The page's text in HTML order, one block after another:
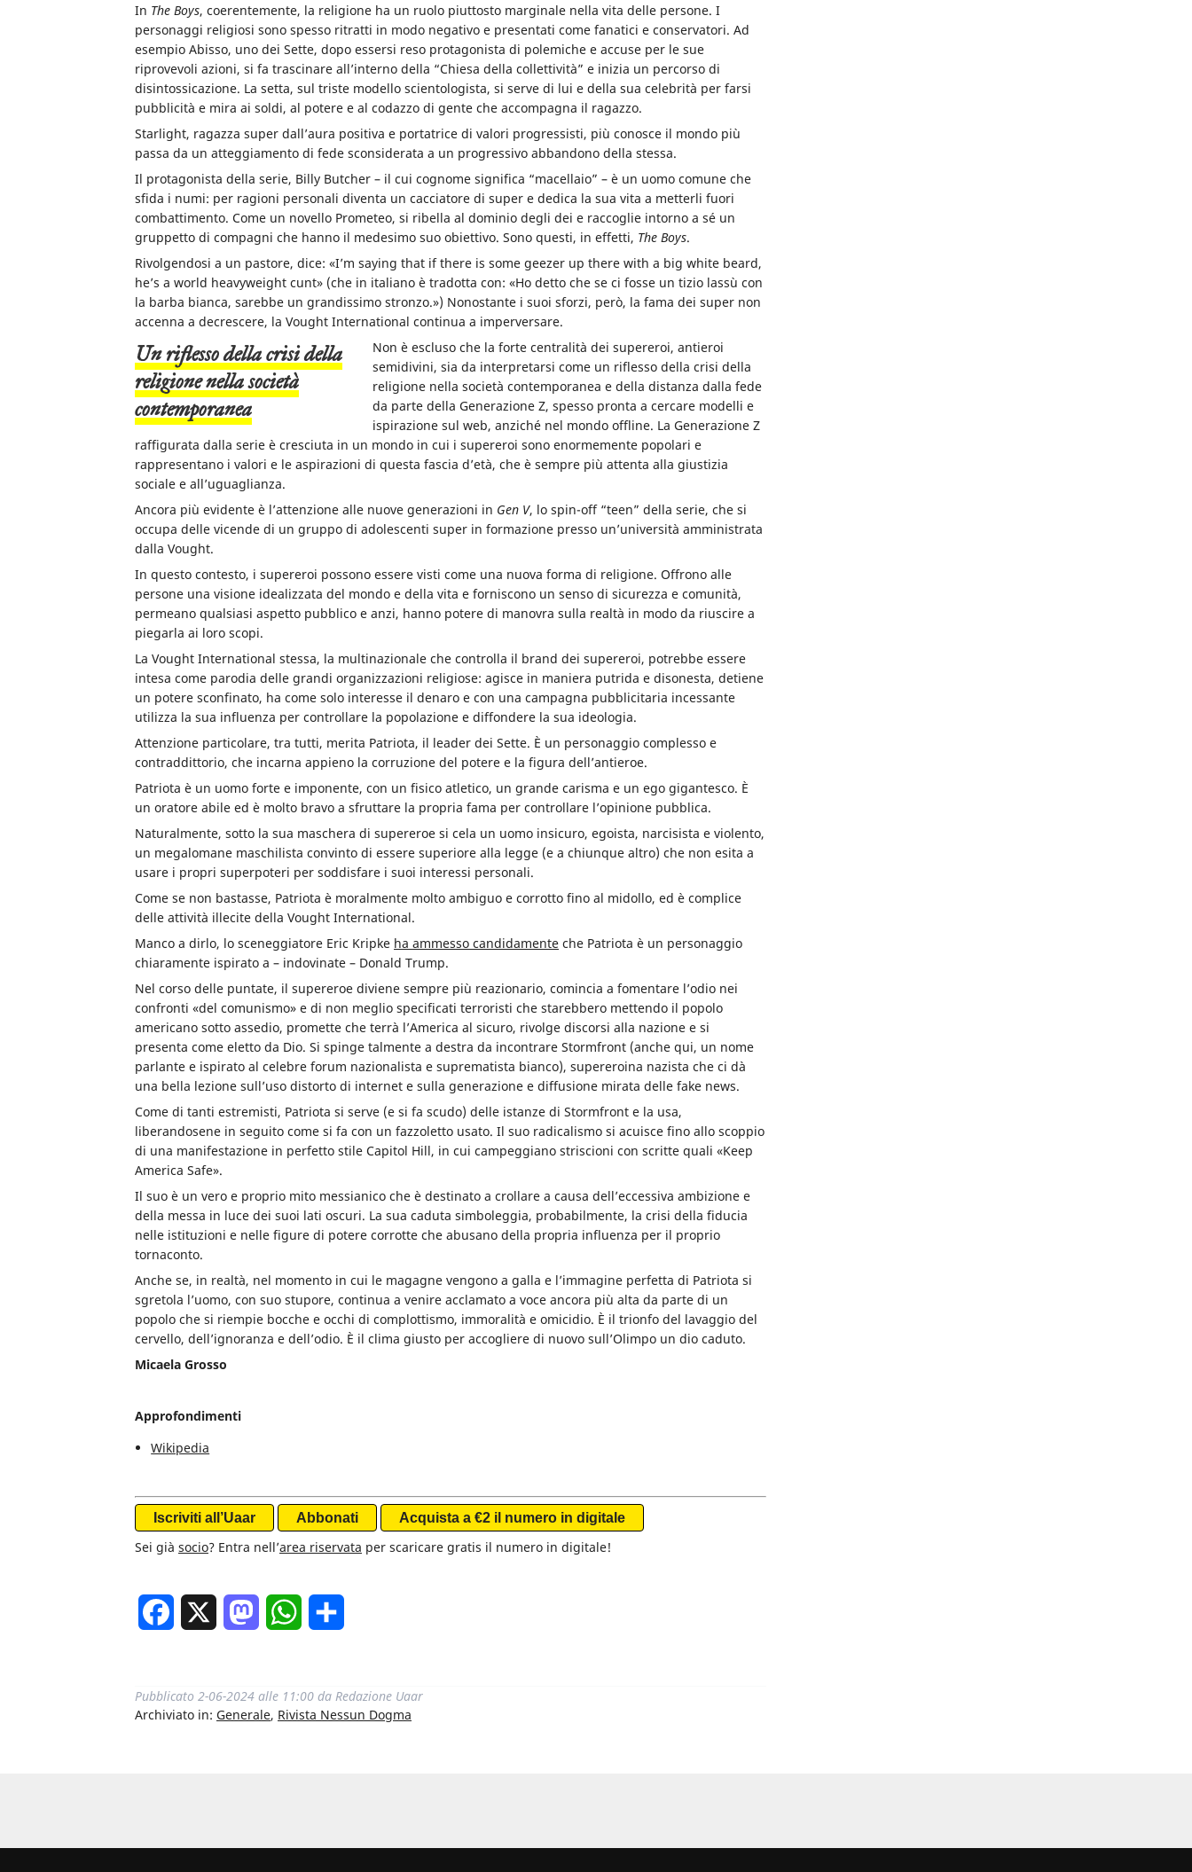
In The Boys, coerentemente, la religione ha un ruolo piuttosto marginale nella vita delle persone. I
personaggi religiosi sono spesso ritratti in modo negativo e presentati come fanatici e conservatori. Ad
esempio Abisso, uno dei Sette, dopo essersi reso protagonista di polemiche e accuse per le sue
riprovevoli azioni, si fa trascinare all’interno della “Chiesa della collettività” e inizia un percorso di
disintossicazione. La setta, sul triste modello scientologista, si serve di lui e della sua celebrità per farsi
pubblicità e mira ai soldi, al potere e al codazzo di gente che accompagna il ragazzo.
Starlight, ragazza super dall’aura positiva e portatrice di valori progressisti, più conosce il mondo più
passa da un atteggiamento di fede sconsiderata a un progressivo abbandono della stessa.
Il protagonista della serie, Billy Butcher – il cui cognome significa “macellaio” – è un uomo comune che
sfida i numi: per ragioni personali diventa un cacciatore di super e dedica la sua vita a metterli fuori
combattimento. Come un novello Prometeo, si ribella al dominio degli dei e raccoglie intorno a sé un
gruppetto di compagni che hanno il medesimo suo obiettivo. Sono questi, in effetti, The Boys.
Rivolgendosi a un pastore, dice: «I’m saying that if there is some geezer up there with a big white beard,
he’s a world heavyweight cunt» (che in italiano è tradotta con: «Ho detto che se ci fosse un tizio lassù con
la barba bianca, sarebbe un grandissimo stronzo.») Nonostante i suoi sforzi, però, la fama dei super non
accenna a decrescere, la Vought International continua a imperversare.
un riflesso della crisi della
religione nella società
contemporanea
Non è escluso che la forte centralità dei supereroi, antieroi
semidivini, sia da interpretarsi come un riflesso della crisi della
religione nella società contemporanea e della distanza dalla fede
da parte della Generazione Z, spesso pronta a cercare modelli e
ispirazione sul web, anziché nel mondo offline. La Generazione Z
raffigurata dalla serie è cresciuta in un mondo in cui i supereroi sono enormemente popolari e
rappresentano i valori e le aspirazioni di questa fascia d’età, che è sempre più attenta alla giustizia
sociale e all’uguaglianza.
Ancora più evidente è l’attenzione alle nuove generazioni in Gen V, lo spin-off “teen” della serie, che si
occupa delle vicende di un gruppo di adolescenti super in formazione presso un’università amministrata
dalla Vought.
In questo contesto, i supereroi possono essere visti come una nuova forma di religione. Offrono alle
persone una visione idealizzata del mondo e della vita e forniscono un senso di sicurezza e comunità,
permeano qualsiasi aspetto pubblico e anzi, hanno potere di manovra sulla realtà in modo da riuscire a
piegarla ai loro scopi.
La Vought International stessa, la multinazionale che controlla il brand dei supereroi, potrebbe essere
intesa come parodia delle grandi organizzazioni religiose: agisce in maniera putrida e disonesta, detiene
un potere sconfinato, ha come solo interesse il denaro e con una campagna pubblicitaria incessante
utilizza la sua influenza per controllare la popolazione e diffondere la sua ideologia.
Attenzione particolare, tra tutti, merita Patriota, il leader dei Sette. È un personaggio complesso e
contraddittorio, che incarna appieno la corruzione del potere e la figura dell’antieroe.
Patriota è un uomo forte e imponente, con un fisico atletico, un grande carisma e un ego gigantesco. È
un oratore abile ed è molto bravo a sfruttare la propria fama per controllare l’opinione pubblica.
Naturalmente, sotto la sua maschera di supereroe si cela un uomo insicuro, egoista, narcisista e violento,
un megalomane maschilista convinto di essere superiore alla legge (e a chiunque altro) che non esita a
usare i propri superpoteri per soddisfare i suoi interessi personali.
Come se non bastasse, Patriota è moralmente molto ambiguo e corrotto fino al midollo, ed è complice
delle attività illecite della Vought International.
Manco a dirlo, lo sceneggiatore Eric Kripke ha ammesso candidamente che Patriota è un personaggio
chiaramente ispirato a – indovinate – Donald Trump.
Nel corso delle puntate, il supereroe diviene sempre più reazionario, comincia a fomentare l’odio nei
confronti «del comunismo» e di non meglio specificati terroristi che starebbero mettendo il popolo
americano sotto assedio, promette che terrà l’America al sicuro, rivolge discorsi alla nazione e si
presenta come eletto da Dio. Si spinge talmente a destra da incontrare Stormfront (anche qui, un nome
parlante e ispirato al celebre forum nazionalista e suprematista bianco), supereroina nazista che ci dà
una bella lezione sull’uso distorto di internet e sulla generazione e diffusione mirata delle fake news.
Come di tanti estremisti, Patriota si serve (e si fa scudo) delle istanze di Stormfront e la usa,
liberandosene in seguito come si fa con un fazzoletto usato. Il suo radicalismo si acuisce fino allo scoppio
di una manifestazione in perfetto stile Capitol Hill, in cui campeggiano striscioni con scritte quali «Keep
America Safe».
Il suo è un vero e proprio mito messianico che è destinato a crollare a causa dell’eccessiva ambizione e
della messa in luce dei suoi lati oscuri. La sua caduta simboleggia, probabilmente, la crisi della fiducia
nelle istituzioni e nelle figure di potere corrotte che abusano della propria influenza per il proprio
tornaconto.
Anche se, in realtà, nel momento in cui le magagne vengono a galla e l’immagine perfetta di Patriota si
sgretola l’uomo, con suo stupore, continua a venire acclamato a voce ancora più alta da parte di un
popolo che si riempie bocche e occhi di complottismo, immoralità e omicidio. È il trionfo del lavaggio del
cervello, dell’ignoranza e dell’odio. È il clima giusto per accogliere di nuovo sull’Olimpo un dio caduto.
Micaela Grosso
Approfondimenti
Wikipedia
Iscriviti all’Uaar Abbonati Acquista a €2 il numero in digitale
Sei già socio? Entra nell’area riservata per scaricare gratis il numero in digitale!
Facebook MastodonWhatsApp
Pubblicato 2-06-2024 alle 11:00 da Redazione Uaar
Archiviato in: Generale, Rivista Nessun Dogma